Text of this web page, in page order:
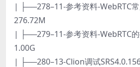
| ├──278–11-参考资料-WebRTC
276.72M
| ├──279–11-参考资料-WebRTC
1.00G
| ├──280–13-Clion调试